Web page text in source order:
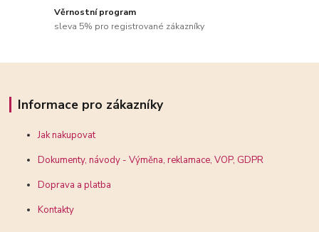
Věrnostní program
sleva 5% pro registrované zákazníky
Informace pro zákazníky
Jak nakupovat
Dokumenty, návody - Výměna, reklamace, VOP, GDPR
Doprava a platba
Kontakty